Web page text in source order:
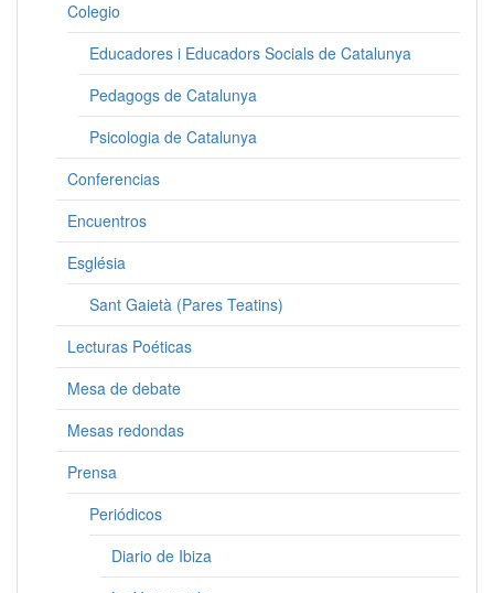
Colegio
Educadores i Educadors Socials de Catalunya
Pedagogs de Catalunya
Psicologia de Catalunya
Conferencias
Encuentros
Església
Sant Gaietà (Pares Teatins)
Lecturas Poéticas
Mesa de debate
Mesas redondas
Prensa
Periódicos
Diario de Ibiza